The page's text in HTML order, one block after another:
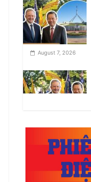
August 7, 2026